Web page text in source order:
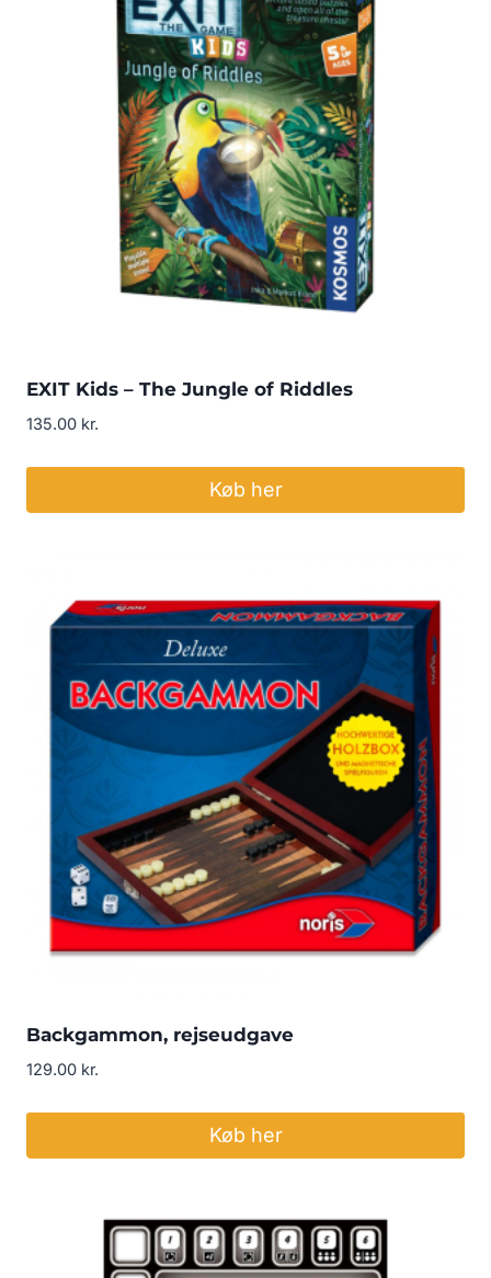
EXIT Kids – The Jungle of Riddles
135.00 kr.
Køb her
Backgammon, rejseudgave
129.00 kr.
Køb her